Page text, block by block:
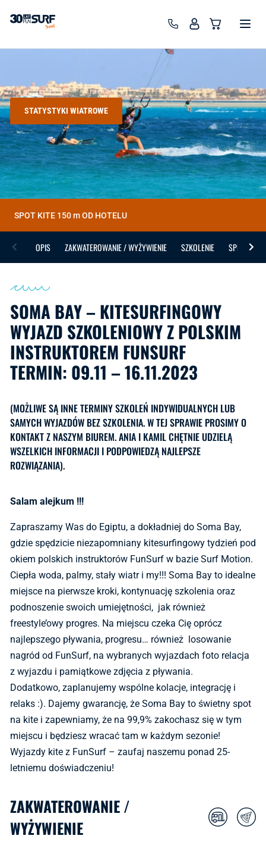
SurfTravel - wyjazdy wind, kite, wing, surf
STATYSTYKI WIATROWE
SPOT KITE 150 m OD HOTELU
OPIS ZAKWATEROWANIE / WYŻYWIENIE SZKOLENIE SPRZĘT
SOMA BAY – KITESURFINGOWY
WYJAZD SZKOLENIOWY Z POLSKIM
INSTRUKTOREM FUNSURF
TERMIN: 09.11 – 16.11.2023
(MOŻLIWE SĄ INNE TERMINY SZKOLEŃ INDYWIDUALNYCH LUB
SAMYCH WYJAZDÓW BEZ SZKOLENIA. W TEJ SPRAWIE PROSIMY O
KONTAKT Z NASZYM BIUREM. ANIA I KAMIL CHĘTNIE UDZIELĄ
WSZELKICH INFORMACJI I PODPOWIEDZĄ NAJLEPSZE
ROZWIĄZANIA).
Salam alejkum !!!
Zapraszamy Was do Egiptu, a dokładniej do Soma Bay,
gdzie spędzicie niezapomniany kitesurfingowy tydzień pod
okiem polskich instruktorów FunSurf w bazie Surf Motion.
Ciepła woda, palmy, stały wiatr i my!!! Soma Bay to idealne
miejsce na pierwsze kroki, kontynuację szkolenia oraz
podnoszenie swoich umiejętności, jak również
freestyle’owy progres. Na miejscu czeka Cię oprócz
najlepszego pływania, progresu… również losowanie
nagród od FunSurf, na wybranych wyjazdach foto relacja
z wyjazdu i pamiątkowe zdjęcia z pływania.
Dodatkowo, zaplanujemy wspólne kolacje, integrację i
relaks :). Dajemy gwarancję, że Soma Bay to świetny spot
na kite i zapewniamy, że na 99,9% zakochasz się w tym
miejscu i będziesz wracać tam w każdym sezonie!
Wyjazdy kite z FunSurf – zaufaj naszemu ponad 25-
letniemu doświadczeniu!
ZAKWATEROWANIE /
WYŻYWIENIE